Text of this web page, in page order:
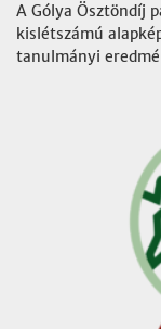
A Gólya Ösztöndíj
kislétszámú
tanulmányi